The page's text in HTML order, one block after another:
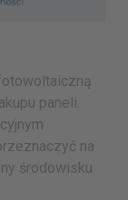
paneli.
na
środowisku